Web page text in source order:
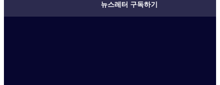
뉴스레터 구독하기